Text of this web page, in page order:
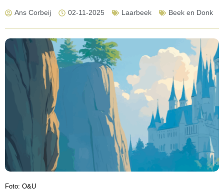
Ans Corbeij 02-11-2025 Laarbeek Beek en Donk
Foto: O&U